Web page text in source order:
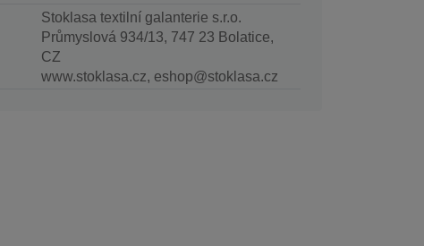
Stoklasa textilní galanterie s.r.o.
Průmyslová 934/13, 747 23 Bolatice,
CZ
www.stoklasa.cz, eshop@stoklasa.cz